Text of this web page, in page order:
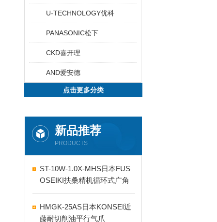
U-TECHNOLOGY优科
PANASONIC松下
CKD喜开理
AND爱安德
点击更多分类
新品推荐
PRODUCTS
ST-10W-1.0X-MHS日本FUS
OSEIKI扶桑精机循环式广角
自动喷嘴
HMGK-25AS日本KONSEI近
藤耐切削油平行气爪